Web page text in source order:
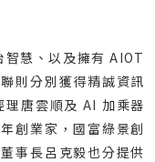
智慧、以及擁有 AIOT
則分別獲得精誠資訊
理唐雲順及 AI 加乘器
創業家，國富綠景創
事長呂克毅也分提供